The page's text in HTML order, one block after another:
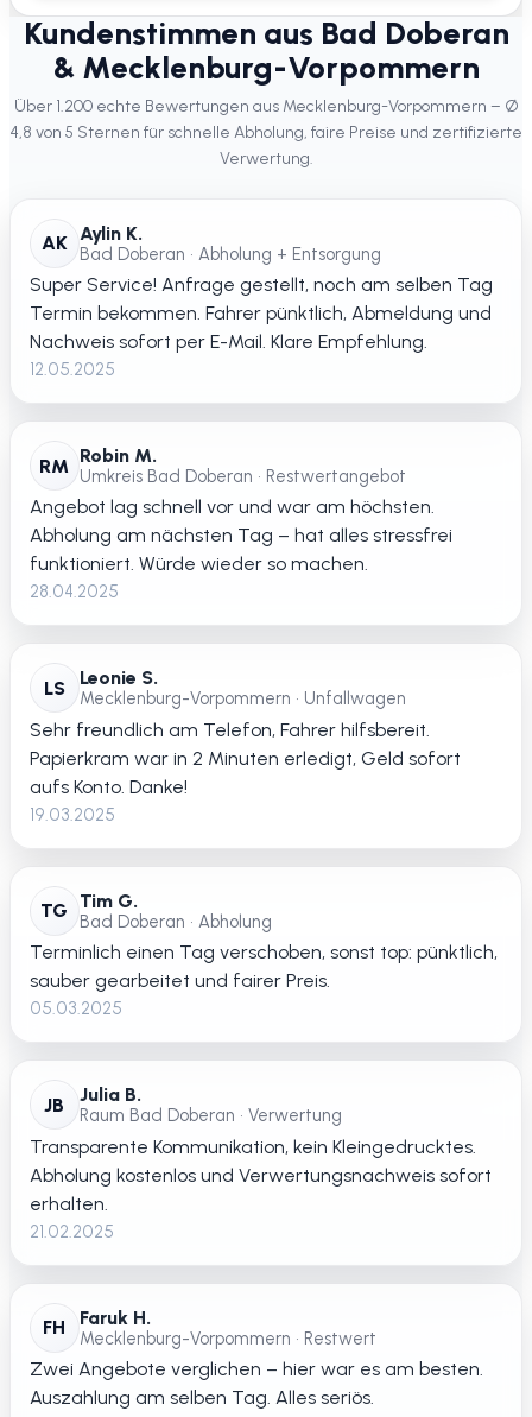
Kundenstimmen aus Bad Doberan
& Mecklenburg-Vorpommern
Über 1.200 echte Bewertungen aus Mecklenburg-Vorpommern – Ø
4,8 von 5 Sternen für schnelle Abholung, faire Preise und zertifizierte
Verwertung.
AK Aylin K.
Bad Doberan • Abholung + Entsorgung
Super Service! Anfrage gestellt, noch am selben Tag
Termin bekommen. Fahrer pünktlich, Abmeldung und
Nachweis sofort per E-Mail. Klare Empfehlung.
12.05.2025
RM Robin M.
Umkreis Bad Doberan • Restwertangebot
Angebot lag schnell vor und war am höchsten.
Abholung am nächsten Tag – hat alles stressfrei
funktioniert. Würde wieder so machen.
28.04.2025
LS Leonie S.
Mecklenburg-Vorpommern • Unfallwagen
Sehr freundlich am Telefon, Fahrer hilfsbereit.
Papierkram war in 2 Minuten erledigt, Geld sofort
aufs Konto. Danke!
19.03.2025
TG Tim G.
Bad Doberan • Abholung
Terminlich einen Tag verschoben, sonst top: pünktlich,
sauber gearbeitet und fairer Preis.
05.03.2025
JB Julia B.
Raum Bad Doberan • Verwertung
Transparente Kommunikation, kein Kleingedrucktes.
Abholung kostenlos und Verwertungsnachweis sofort
erhalten.
21.02.2025
FH Faruk H.
Mecklenburg-Vorpommern • Restwert
Zwei Angebote verglichen – hier war es am besten.
Auszahlung am selben Tag. Alles seriös.